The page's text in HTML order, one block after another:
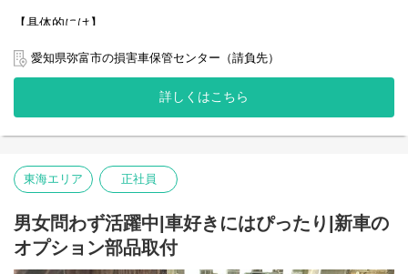
【具体的には】
・損害箇所の養生除去作業
・チェックリストに沿った損害車両の査定
国産車から外車まで様々な車がくることも、、
未経験の方でも覚えられるお仕事なので、
知識がなくても大丈夫です！
まずはお気軽にご応募ください。
愛知県弥富市の損害車保管センター（請負先）
詳しくはこちら
東海エリア 正社員
男女問わず活躍中|車好きにはぴったり|新車の
オプション部品取付